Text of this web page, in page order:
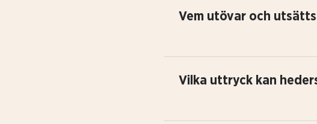
Vem utövar och
Vilka uttryck kan